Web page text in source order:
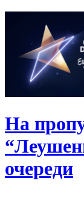
На
очереди